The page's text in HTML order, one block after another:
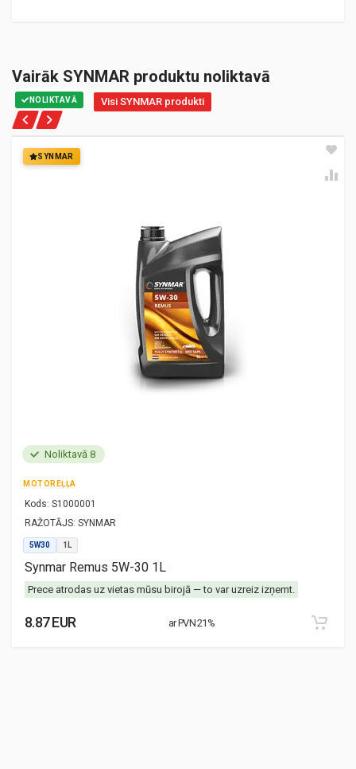
Vairāk SYNMAR produktu noliktavā
NOLIKTAVĀ Visi SYNMAR produkti
SYNMAR
Noliktavā 8
MOTOREĻĻA
Kods: S1000001
RAŽOTĀJS: SYNMAR
5W30 1L
Synmar Remus 5W-30 1L
Prece atrodas uz vietas mūsu birojā — to var uzreiz izņemt.
8.87 EUR ar PVN 21%